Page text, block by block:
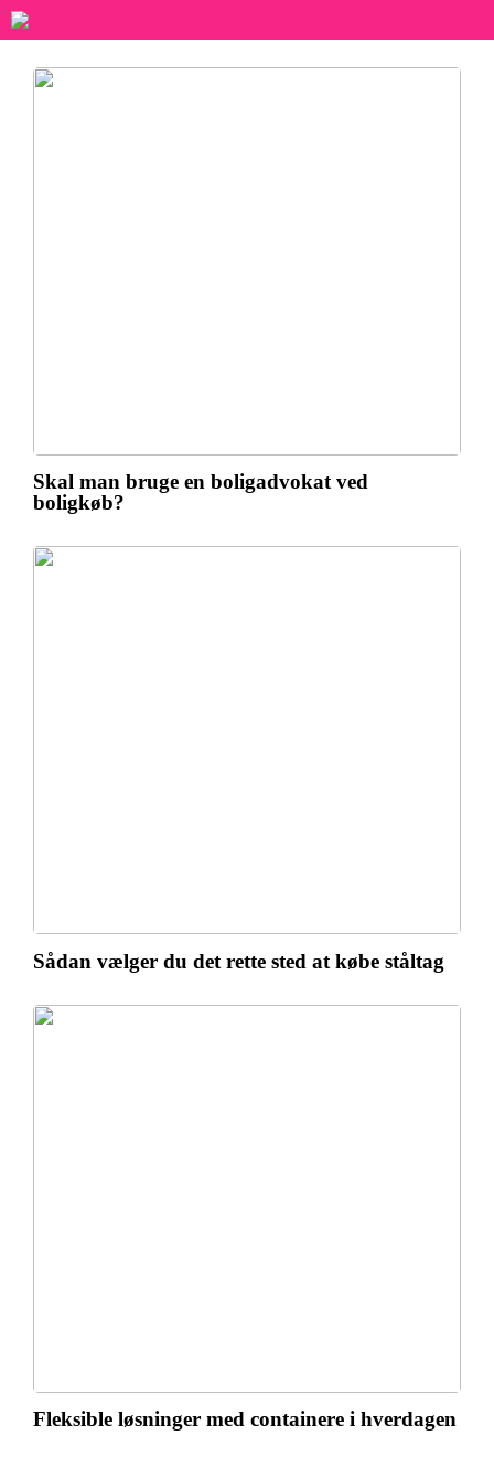
Skal man bruge en boligadvokat ved
boligkøb?
Sådan vælger du det rette sted at købe ståltag
Fleksible løsninger med containere i hverdagen